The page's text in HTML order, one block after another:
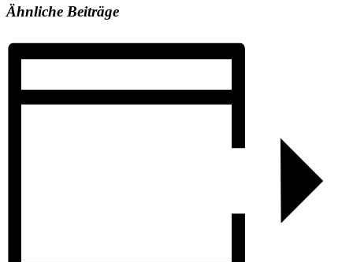
Ähnliche Beiträge